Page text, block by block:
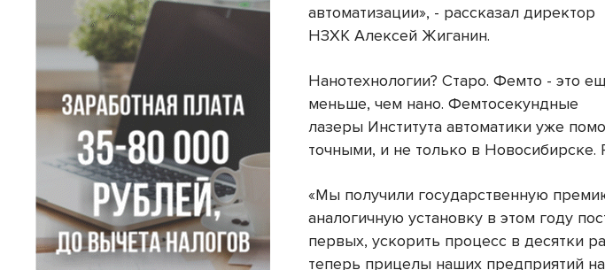
автоматизации», - рассказал директор
НЗХК Алексей Жиганин.
Нанотехнологии? Старо. Фемто - это
меньше, чем нано. Фемтосекундные
лазеры Института автоматики уже
точными, и не только в Новосибирске.
«Мы получили государственную
аналогичную установку в этом году
первых, ускорить процесс в десятки
теперь прицелы наших предприятий